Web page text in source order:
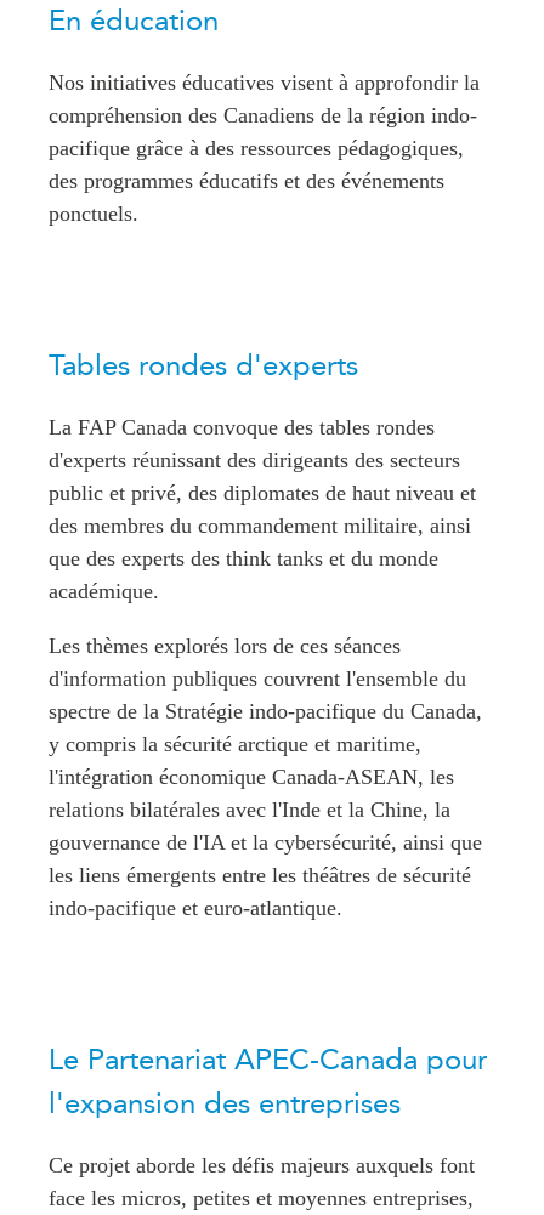
CanWIN
recherche
ABLAC
ABAC
APEC
PECC
En éducation
Nos initiatives éducatives visent à approfondir la
compréhension des Canadiens de la région indo-
pacifique grâce à des ressources pédagogiques,
des programmes éducatifs et des événements
ponctuels.
Tables rondes d'experts
La FAP Canada convoque des tables rondes
d'experts réunissant des dirigeants des secteurs
public et privé, des diplomates de haut niveau et
des membres du commandement militaire, ainsi
que des experts des think tanks et du monde
académique.
Les thèmes explorés lors de ces séances
d'information publiques couvrent l'ensemble du
spectre de la Stratégie indo-pacifique du Canada,
y compris la sécurité arctique et maritime,
l'intégration économique Canada-ASEAN, les
relations bilatérales avec l'Inde et la Chine, la
gouvernance de l'IA et la cybersécurité, ainsi que
les liens émergents entre les théâtres de sécurité
indo-pacifique et euro-atlantique.
Le Partenariat APEC-Canada pour
l'expansion des entreprises
Ce projet aborde les défis majeurs auxquels font
face les micros, petites et moyennes entreprises,